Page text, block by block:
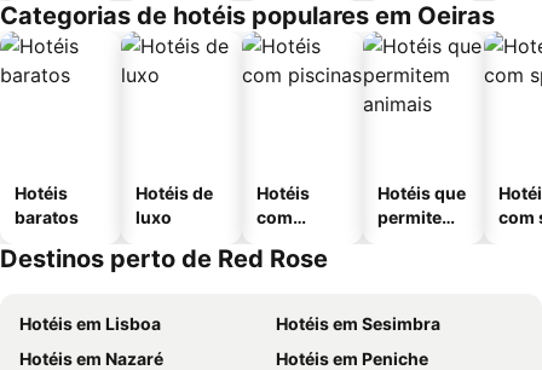
Categorias de hotéis populares em Oeiras
Hotéis
baratos
Hotéis de
luxo
Hotéis
com
Hotéis que
permitem
com
Destinos perto de Red Rose
Hotéis em Lisboa
Hotéis em Sesimbra
Hotéis em Nazaré
Hotéis em Peniche